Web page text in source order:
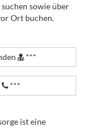
sowie über
Ort buchen.
***
***
ist eine